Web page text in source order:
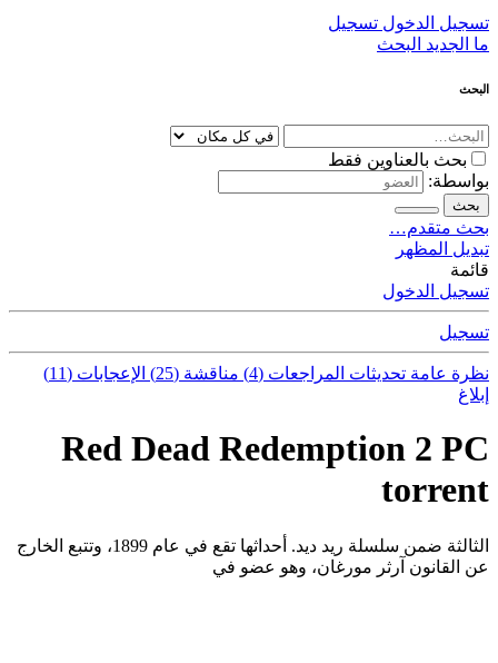
تسجيل الدخول تسجيل
ما الجديد البحث
البحث
بحث بالعناوين فقط
بواسطة:
بحث
بحث متقدم…
تبديل المظهر
قائمة
تسجيل الدخول
تسجيل
نظرة عامة تحديثات المراجعات (4) مناقشة (25)
الإعجابات (11)
إبلاغ
Red Dead Redemption 2 PC
torrent
الثالثة ضمن سلسلة ريد ديد. أحداثها تقع في عام 1899، وتتبع الخارج
عن القانون آرثر مورغان، وهو عضو في